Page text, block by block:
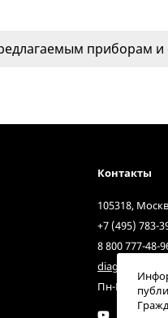
приборам
Контакты
105318,
+7 (495) 783-
8 800 777-48-
Пн-Пт с 9:00